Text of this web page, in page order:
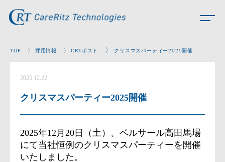
TOP 〉 採用情報 〉CRTポスト 〉 クリスマスパーティー2025開催
2025.12.22
クリスマスパーティー2025開催
2025年12月20日（土）、ベルサール高田馬場
にて当社恒例のクリスマスパーティーを開催
いたしました。